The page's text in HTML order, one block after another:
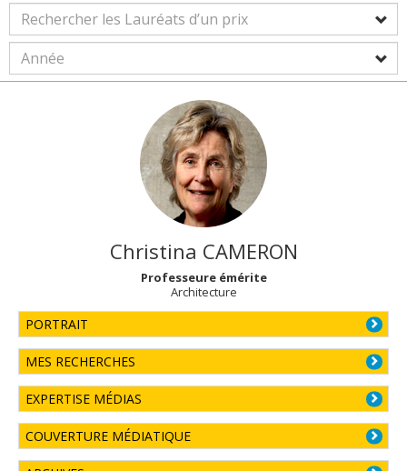
Christina CAMERON
Professeure émérite
Architecture
PORTRAIT
MES RECHERCHES
EXPERTISE MÉDIAS
COUVERTURE MÉDIATIQUE